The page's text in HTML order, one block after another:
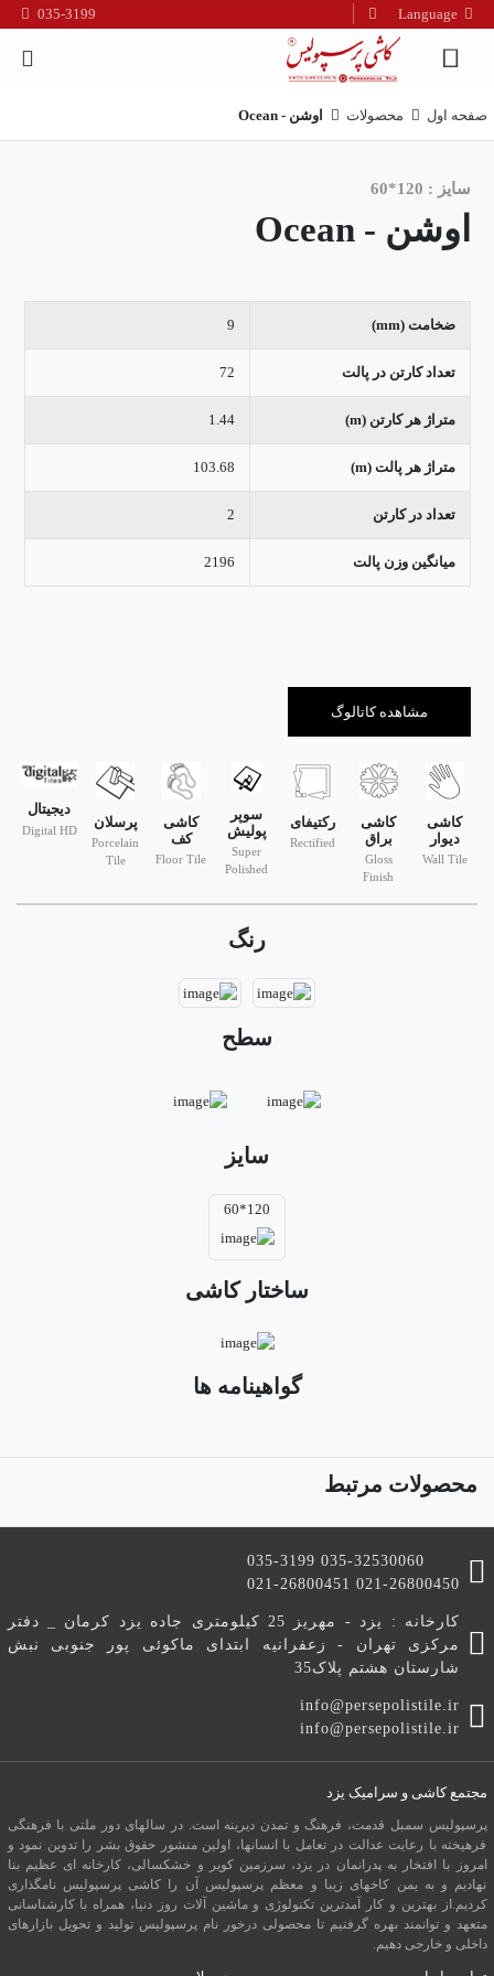
Language
فارسی
العربیه
035-3199
صفحه اول محصولات اوشن - Ocean
سایز : 120*60
اوشن - Ocean
ضخامت (mm) 9
تعداد کارتن در پالت 72
متراژ هر کارتن (m) 1.44
متراژ هر پالت (m) 103.68
تعداد در کارتن 2
میانگین وزن پالت 2196
مشاهده کاتالوگ
کاشی
دیوار
Wall Tile
کاشی
براق
Gloss
Finish
رکتیفای
Rectified
سوپر
پولیش
Super
Polished
کاشی
کف
Floor Tile
پرسلان
Porcelain
Tile
دیجیتال
Digital HD
رنگ
سطح
سایز
120*60
ساختار کاشی
گواهینامه ها
محصولات مرتبط
035-3199 035-32530060
021-26800451 021-26800450
کارخانه : یزد - مهریز 25 کیلومتری جاده یزد کرمان _ دفتر
مرکزی تهران - زعفرانیه ابتدای ماکوئی پور جنوبی نبش
شارستان هشتم پلاک35
info@persepolistile.ir
info@persepolistile.ir
مجتمع کاشی و سرامیک یزد
پرسپولیس سمبل قدمت، فرهنگ و تمدن دیرینه است. در سالهای دور ملتی با فرهنگی
فرهیخته با رعایت عدالت در تعامل با انسانها، اولین منشور حقوق بشر را تدوین نمود و
امروز با افتخار به پدرانمان در یزد، سرزمین کویر و خشکسالی، کارخانه ای عظیم بنا
نهادیم و به یمن کاخهای زیبا و معظم پرسپولیس آن را کاشی پرسپولیس نامگذاری
کردیم.از بهترین و کار آمدترین تکنولوژی و ماشین آلات روز دنیا، همراه با کارشناسانی
متعهد و توانمند بهره گرفتیم تا محصولی درخور نام پرسپولیس تولید و تحویل بازارهای
داخلی و خارجی دهیم.